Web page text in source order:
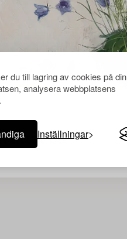
du till lagring av cookies på din
analysera webbplatsens
Inställningar
tittat på